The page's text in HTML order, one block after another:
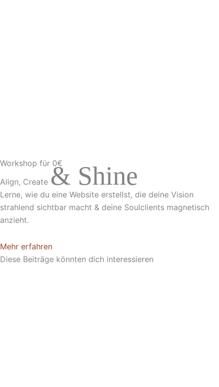
Workshop für 0€
Align, Create & Shine
Lerne, wie du eine Website erstellst, die deine Vision
strahlend sichtbar macht & deine Soulclients magnetisch
anzieht.
Mehr erfahren
Diese Beiträge könnten dich interessieren